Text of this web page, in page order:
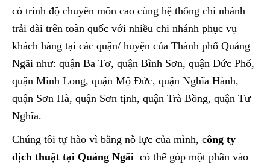
có trình độ chuyên môn cao cùng hệ thống chi nhánh
trải dài trên toàn quốc với nhiều chi nhánh phục vụ
khách hàng tại các quận/ huyện của Thành phố Quảng
Ngãi như: quận Ba Tơ, quận Bình Sơn, quận Đức Phổ,
quận Minh Long, quận Mộ Đức, quận Nghĩa Hành,
quận Sơn Hà, quận Sơn tịnh, quận Trà Bồng, quận Tư
Nghĩa.
Chúng tôi tự hào vì bằng nỗ lực của mình, công ty
dịch thuật tại Quảng Ngãi có thể góp một phần vào